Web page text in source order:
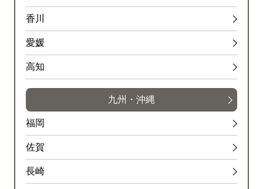
香川
愛媛
高知
九州・沖縄
福岡
佐賀
長崎